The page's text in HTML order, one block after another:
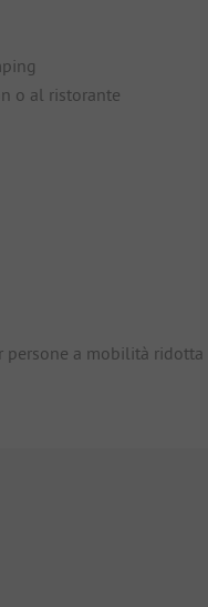
o al ristorante
persone a mobilità ridotta